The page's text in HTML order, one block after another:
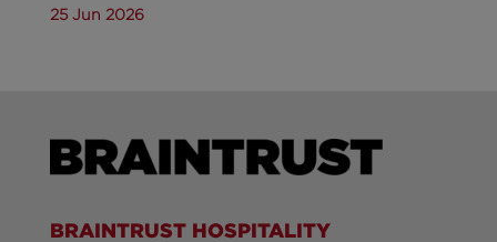
25 Jun 2026
BRAINTRUST HOSPITALITY